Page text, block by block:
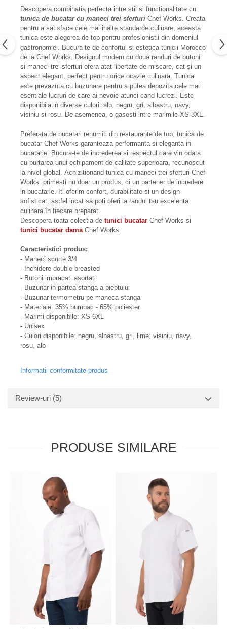
Descopera combinatia perfecta intre stil si functionalitate cu
tunica de bucatar cu maneci trei sferturi Chef Works. Creata
pentru a satisface cele mai inalte standarde culinare, aceasta
tunica este alegerea de top pentru profesionistii din domeniul
gastronomiei. Bucura-te de confortul si estetica tunicii Morocco
de la Chef Works. Designul modern cu doua randuri de butoni
si maneci trei sferturi ofera atat libertate de miscare, cat și un
aspect elegant, perfect pentru orice ocazie culinara. Tunica
este prevazuta cu buzunare pentru a putea depozita cele mai
esentiale lucruri de care ai nevoie atunci cand lucrezi. Este
disponibila in diverse culori: alb, negru, gri, albastru, navy,
visiniu si rosu. De asemenea, o gasesti intre marimile XS-3XL.
Preferata de bucatari renumiti din restaurante de top, tunica de
bucatar Chef Works garanteaza performanta si eleganta in
bucatarie. Bucura-te de increderea si respectul care vin odata
cu purtarea unui echipament de calitate superioara, recunoscut
la nivel global. Achizitionand tunica cu maneci trei sferturi Chef
Works, primesti nu doar un produs, ci un partener de incredere
in bucatarie. Iti oferim confort, durabilitate si un design
sofisticat, astfel incat sa poti oferi la randul tau excelenta
culinara în fiecare preparat.
Descopera toata colectia de tunici bucatar Chef Works si
tunici bucatar damaChef Works.
Caracteristici produs:
- Maneci scurte 3/4
- Inchidere double breasted
- Butoni imbracati asortati
- Buzunar in partea stanga a pieptului
- Buzunar termometru pe maneca stanga
- Materiale: 35% bumbac - 65% poliester
- Marimi disponibile: XS-6XL
- Unisex
- Culori disponibile: negru, albastru, gri, lime, visiniu, navy,
rosu, alb
Informatii conformitate produs
Review-uri (5)
PRODUSE SIMILARE